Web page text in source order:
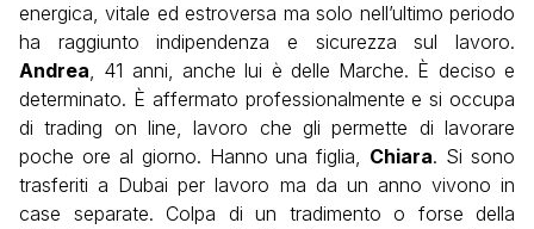
energica, vitale ed estroversa ma solo nell’ultimo periodo
ha raggiunto indipendenza e sicurezza sul lavoro.
Andrea, 41 anni, anche lui è delle Marche. È deciso e
determinato. È affermato professionalmente e si occupa
di trading on line, lavoro che gli permette di lavorare
poche ore al giorno. Hanno una figlia, Chiara. Si sono
trasferiti a Dubai per lavoro ma da un anno vivono in
case separate. Colpa di un tradimento o forse della